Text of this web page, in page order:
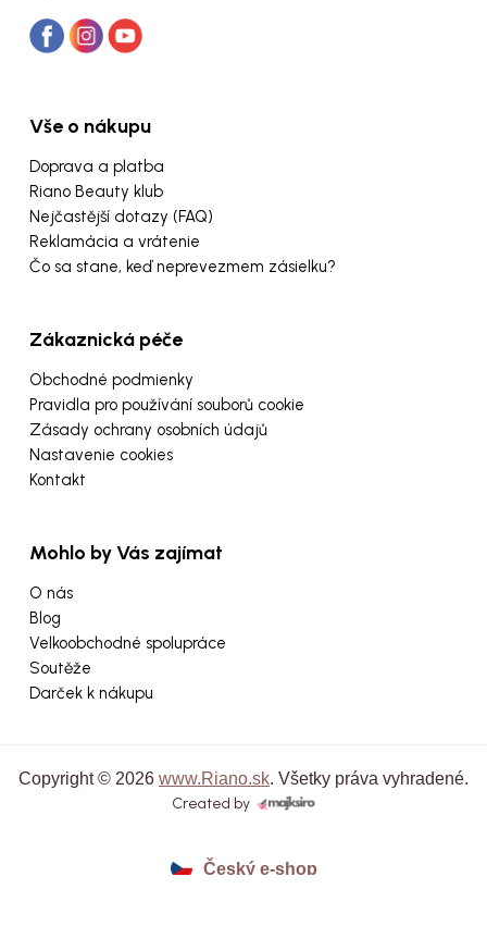
Vše o nákupu
Doprava a platba
Riano Beauty klub
Nejčastější dotazy (FAQ)
Reklamácia a vrátenie
Čo sa stane, keď neprevezmem zásielku?
Zákaznická péče
Obchodné podmienky
Pravidla pro používání souborů cookie
Zásady ochrany osobních údajů
Nastavenie cookies
Kontakt
Mohlo by Vás zajímat
O nás
Blog
Velkoobchodné spolupráce
Soutěže
Darček k nákupu
Copyright © 2026 www.Riano.sk. Všetky práva vyhradené.
Created by
Český e-shop